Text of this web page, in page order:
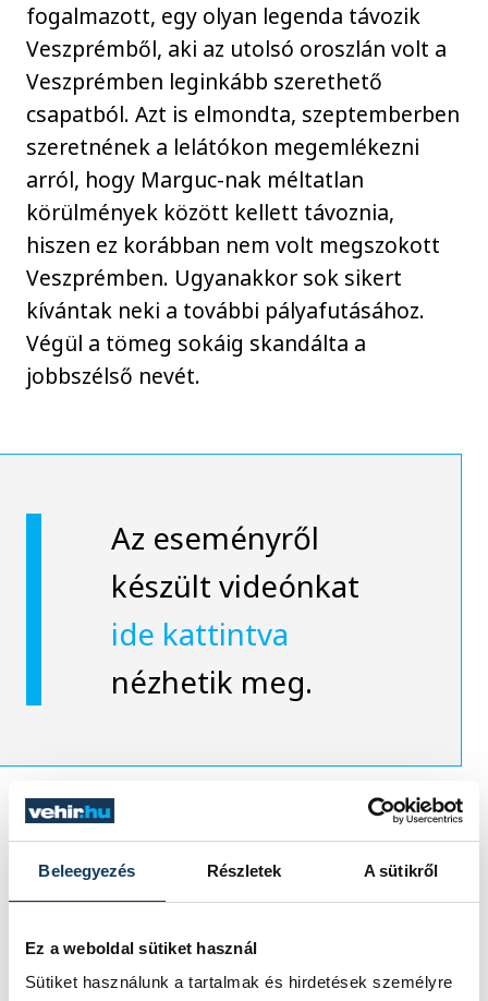
Beleegyezés Részletek A sütikről
Ez a weboldal sütiket használ
Sütiket használunk a tartalmak és hirdetések személyre
fogalmazott, egy olyan legenda távozik
Veszprémből, aki az utolsó oroszlán volt a
Veszprémben leginkább szerethető
csapatból. Azt is elmondta, szeptemberben
szeretnének a lelátókon megemlékezni
arról, hogy Marguc-nak méltatlan
körülmények között kellett távoznia,
hiszen ez korábban nem volt megszokott
Veszprémben. Ugyanakkor sok sikert
kívántak neki a további pályafutásához.
Végül a tömeg sokáig skandálta a
jobbszélső nevét.
Az eseményről
készült videónkat
ide kattintva
nézhetik meg.
közélet sport
kézilabda
One Veszprém HC
Gasper Marguc
szurkolói akció